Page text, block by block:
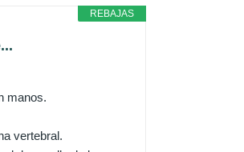
REBAJAS
manos.
vertebral.